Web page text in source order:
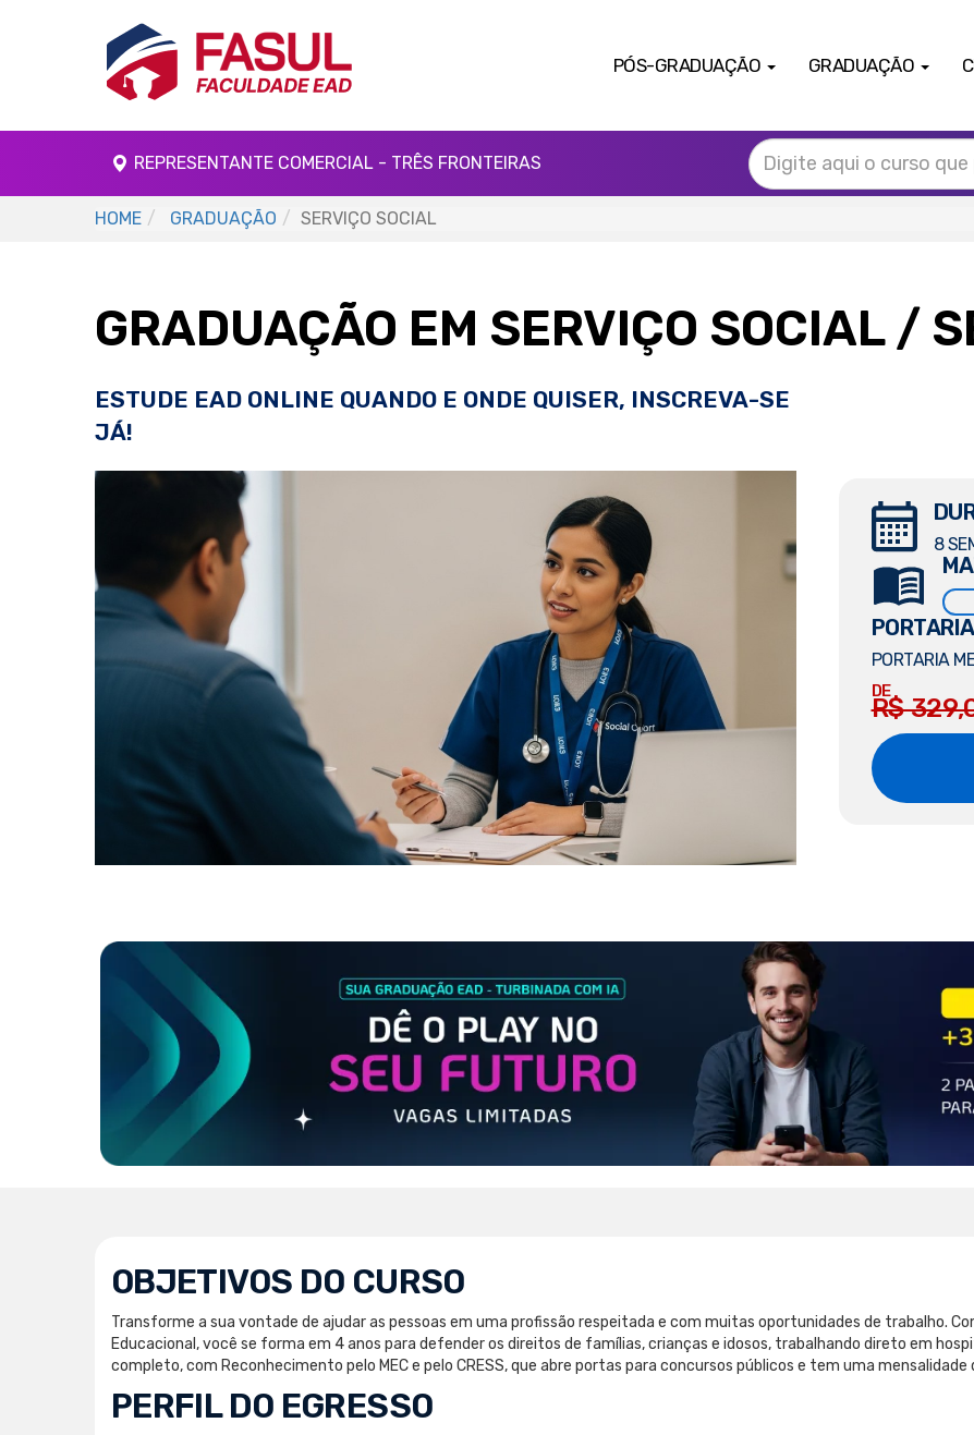
PÓS-GRADUAÇÃO GRADUAÇÃO
REPRESENTANTE COMERCIAL - TRÊS FRONTEIRAS
HOME GRADUAÇÃO SERVIÇO SOCIAL
GRADUAÇÃO EM SERVIÇO SOCIAL /
ESTUDE EAD ONLINE QUANDO E ONDE QUISER, INSCREVA-SE
JÁ!
8
PORTARIA
DE
R$
OBJETIVOS DO CURSO
Transforme a sua vontade de ajudar as pessoas em uma profissão respeitada e com muitas oportunidades de trabalho.
Educacional, você se forma em 4 anos para defender os direitos de famílias, crianças e idosos, trabalhando direto em
completo, com Reconhecimento pelo MEC e pelo CRESS, que abre portas para concursos públicos e tem uma mensalidade
PERFIL DO EGRESSO